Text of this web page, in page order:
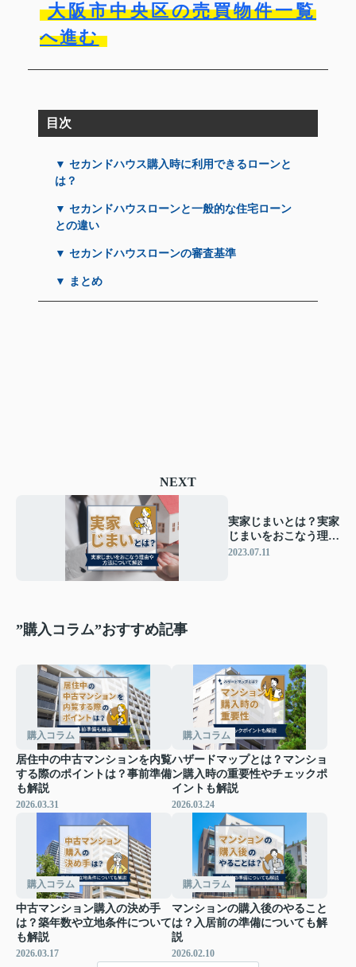
大阪市中央区の売買物件一覧
へ進む
目次
▼ セカンドハウス購入時に利用できるローンと
は？
▼ セカンドハウスローンと一般的な住宅ローン
との違い
▼ セカンドハウスローンの審査基準
▼ まとめ
NEXT
実家じまいとは？実家
じまいをおこなう理由
や方法について解説
2023.07.11
”購入コラム”おすすめ記事
購入コラム
居住中の中古マンションを内覧
する際のポイントは？事前準備
も解説
2026.03.31
購入コラム
ハザードマップとは？マンショ
ン購入時の重要性やチェックポ
イントも解説
2026.03.24
購入コラム
中古マンション購入の決め手
は？築年数や立地条件について
も解説
2026.03.17
購入コラム
マンションの購入後のやること
は？入居前の準備についても解
説
2026.02.10